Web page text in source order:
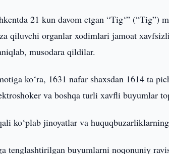
21 kun davom etgan “Tig‘” (“Tig”)
qiluvchi organlar xodimlari jamoat
musodara qildilar.
ko‘ra, 1631 nafar shaxsdan 1614 ta
va boshqa turli xavfli buyumlar
ko‘plab jinoyatlar va
tenglashtirilgan buyumlarni noqonuniy